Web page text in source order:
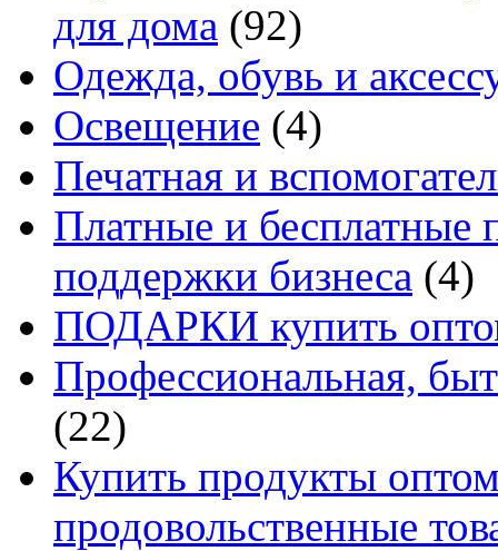
для дома (92)
Одежда, обувь и
Освещение (4)
Печатная и
Платные и бесплатные
поддержки бизнеса (4)
ПОДАРКИ купить
Профессиональная,
(22)
Купить продукты
продовольственные